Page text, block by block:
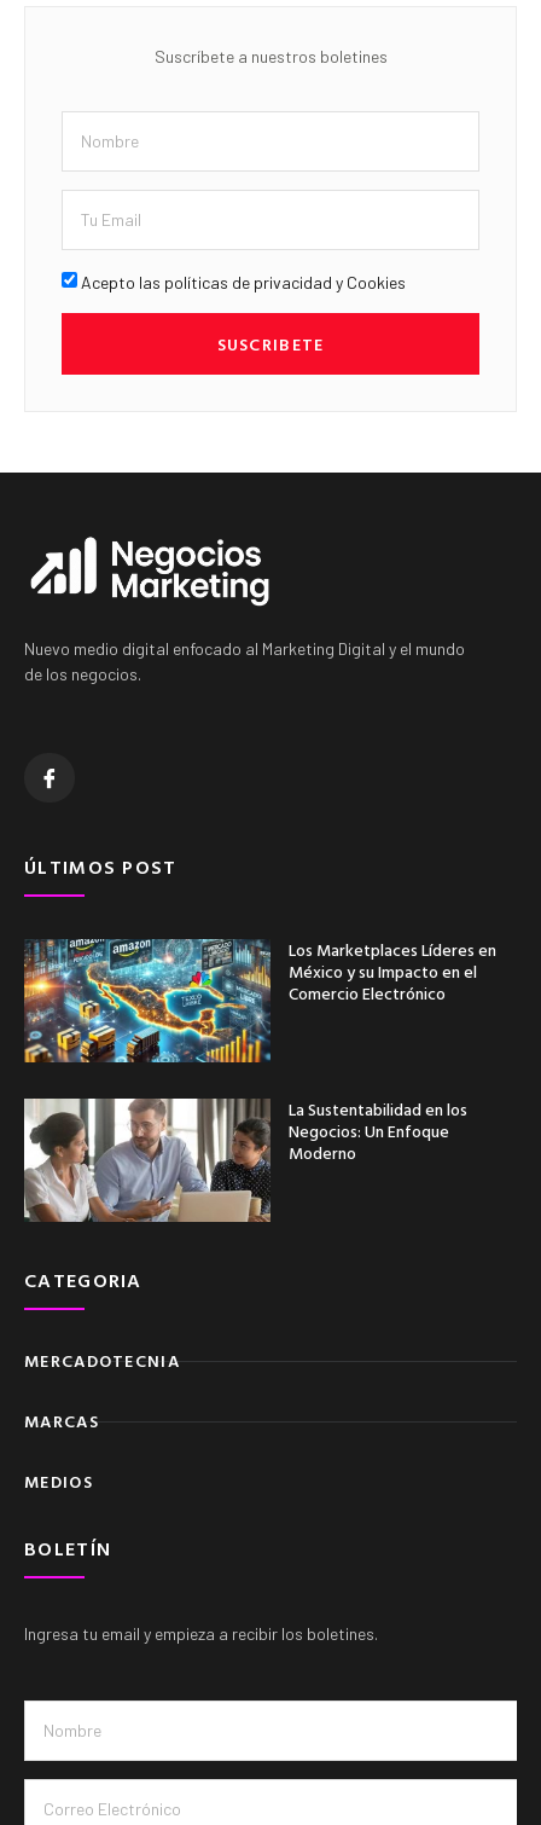
Suscríbete a nuestros boletines
Acepto las políticas de privacidad y Cookies
SUSCRIBETE
Nuevo medio digital enfocado al Marketing Digital y el mundo
de los negocios.
ÚLTIMOS POST
Los Marketplaces Líderes en
México y su Impacto en el
Comercio Electrónico
La Sustentabilidad en los
Negocios: Un Enfoque
Moderno
CATEGORIA
MERCADOTECNIA
MARCAS
MEDIOS
BOLETÍN
Ingresa tu email y empieza a recibir los boletines.